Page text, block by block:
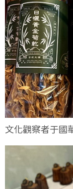
文化觀察者于國